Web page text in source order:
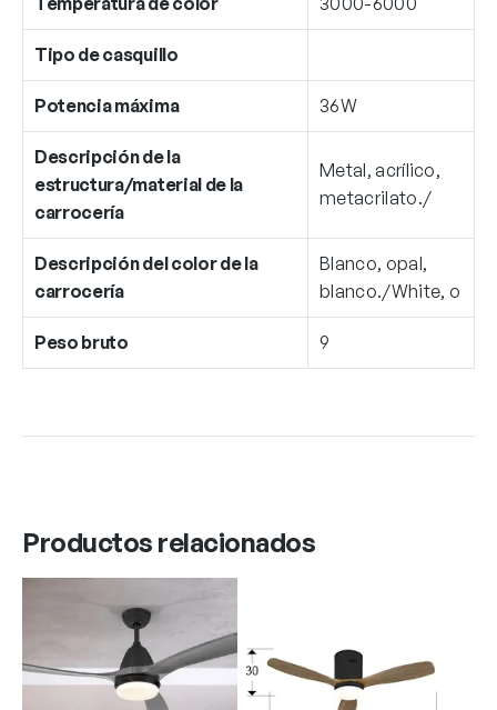
Tipo de casquillo
Potencia máxima 36W
Descripción de la
estructura/material de la
carrocería
Metal, acrílico,
metacrilato./
Descripción del color de la
carrocería
Blanco, opal,
blanco./White, o
Peso bruto 9
Productos relacionados